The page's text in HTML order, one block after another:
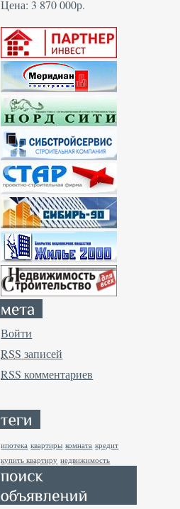
Цена: 3 870 000р.
Войти
RSS записей
RSS комментариев
ипотека квартиры комната кредит
купить квартиру недвижимость